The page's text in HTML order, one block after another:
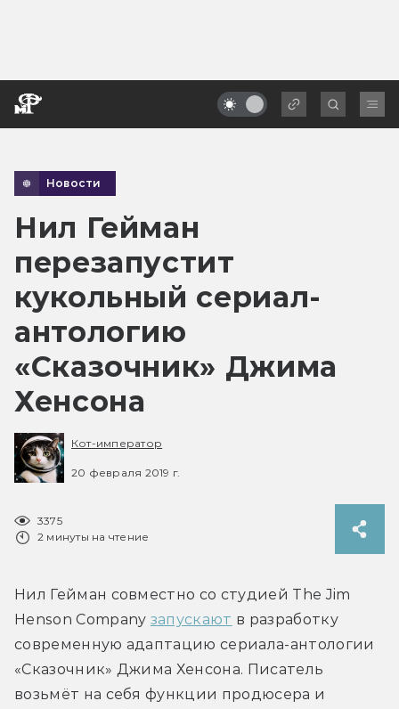
Новости
Нил Гейман
перезапустит
кукольный сериал-
антологию
«Сказочник» Джима
Хенсона
Кот-император
20 февраля 2019 г.
3375
2 минуты на чтение
Нил Гейман совместно со студией The Jim
Henson Company запускают в разработку
современную адаптацию сериала-антологии
«Сказочник» Джима Хенсона. Писатель
возьмёт на себя функции продюсера и